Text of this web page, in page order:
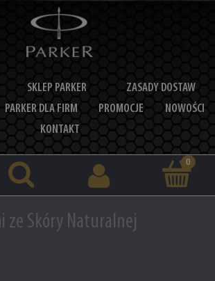
SKLEP PARKER
ZASADY DOSTAW
PARKER DLA FIRM PROMOCJE
NOWOŚCI
KONTAKT
ze Skóry Naturalnej